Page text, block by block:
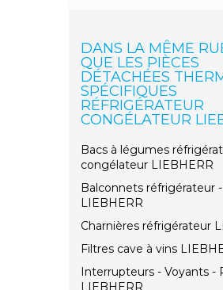
DANS LA MÊME
QUE LES PIÈCES
DÉTACHÉES
SPÉCIFIQUES
RÉFRIGÉRATEUR
CONGÉLATEUR
Bacs à légumes
congélateur LIEBHERR
Balconnets réfrigérateur
LIEBHERR
Charnières réfrigérateur
Filtres cave à vins
Interrupteurs - Voyants -
LIEBHERR